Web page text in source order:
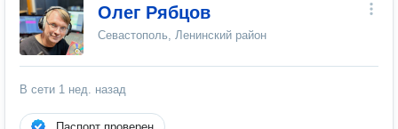
Олег Рябцов
Севастополь, Ленинский район
В сети 1 нед. назад